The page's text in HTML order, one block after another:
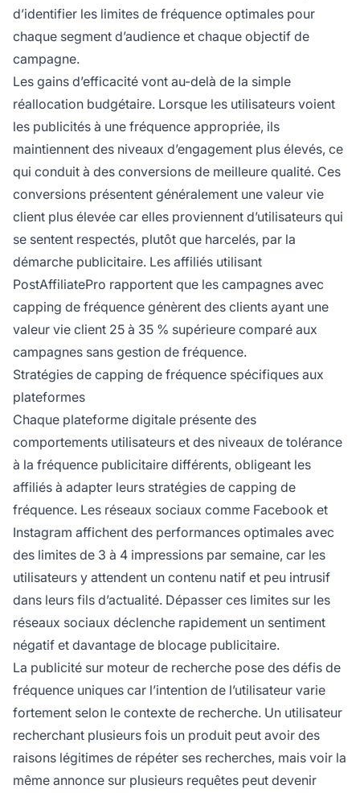
d’identifier les limites de fréquence optimales pour
chaque segment d’audience et chaque objectif de
campagne.
Les gains d’efficacité vont au-delà de la simple
réallocation budgétaire. Lorsque les utilisateurs voient
les publicités à une fréquence appropriée, ils
maintiennent des niveaux d’engagement plus élevés, ce
qui conduit à des conversions de meilleure qualité. Ces
conversions présentent généralement une valeur vie
client plus élevée car elles proviennent d’utilisateurs qui
se sentent respectés, plutôt que harcelés, par la
démarche publicitaire. Les affiliés utilisant
PostAffiliatePro rapportent que les campagnes avec
capping de fréquence génèrent des clients ayant une
valeur vie client 25 à 35 % supérieure comparé aux
campagnes sans gestion de fréquence.
Stratégies de capping de fréquence spécifiques aux
plateformes
Chaque plateforme digitale présente des
comportements utilisateurs et des niveaux de tolérance
à la fréquence publicitaire différents, obligeant les
affiliés à adapter leurs stratégies de capping de
fréquence. Les réseaux sociaux comme Facebook et
Instagram affichent des performances optimales avec
des limites de 3 à 4 impressions par semaine, car les
utilisateurs y attendent un contenu natif et peu intrusif
dans leurs fils d’actualité. Dépasser ces limites sur les
réseaux sociaux déclenche rapidement un sentiment
négatif et davantage de blocage publicitaire.
La publicité sur moteur de recherche pose des défis de
fréquence uniques car l’intention de l’utilisateur varie
fortement selon le contexte de recherche. Un utilisateur
recherchant plusieurs fois un produit peut avoir des
raisons légitimes de répéter ses recherches, mais voir la
même annonce sur plusieurs requêtes peut devenir